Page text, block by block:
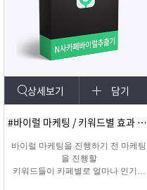
상세보기 담기
#바이럴 마케팅 / 키워드별 효과 카페 확인
바이럴 마케팅을 진행하기 전 마케팅
을 진행할
키워드들이 카페별로 얼마나 인기가